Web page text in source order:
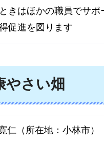
きはほかの職員でサポ
促進を図ります
やさい畑
仁 （所在地：小林市）